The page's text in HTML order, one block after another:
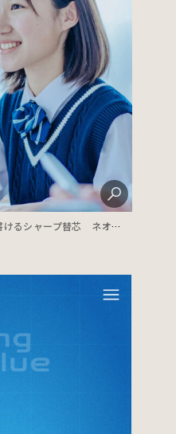
テスパを上げよう グングン書けるシャープ替芯 ネオックス・グラファイト│PILOT